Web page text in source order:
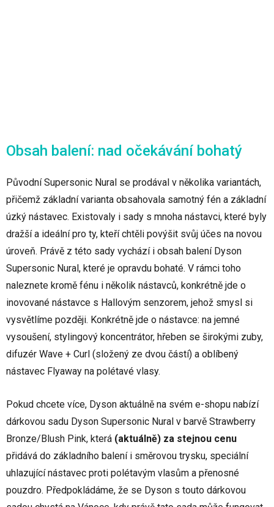
Obsah balení: nad očekávání bohatý
Původní Supersonic Nural se prodával v několika variantách,
přičemž základní varianta obsahovala samotný fén a základní
úzký nástavec. Existovaly i sady s mnoha nástavci, které byly
dražší a ideální pro ty, kteří chtěli povýšit svůj účes na novou
úroveň. Právě z této sady vychází i obsah balení Dyson
Supersonic Nural, které je opravdu bohaté. V rámci toho
naleznete kromě fénu i několik nástavců, konkrétně jde o
inovované nástavce s Hallovým senzorem, jehož smysl si
vysvětlíme později. Konkrétně jde o nástavce: na jemné
vysoušení, stylingový koncentrátor, hřeben se širokými zuby,
difuzér Wave + Curl (složený ze dvou částí) a oblíbený
nástavec Flyaway na polétavé vlasy.
Pokud chcete více, Dyson aktuálně na svém e-shopu nabízí
dárkovou sadu Dyson Supersonic Nural v barvě Strawberry
Bronze/Blush Pink, která (aktuálně) za stejnou cenu
přidává do základního balení i směrovou trysku, speciální
uhlazující nástavec proti polétavým vlasům a přenosné
pouzdro. Předpokládáme, že se Dyson s touto dárkovou